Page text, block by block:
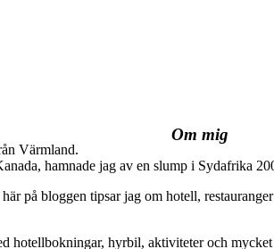
Om mig
Värmland.
hamnade jag av en slump i Sydafrika
på bloggen tipsar jag om hotell,
hotellbokningar, hyrbil, aktiviteter och